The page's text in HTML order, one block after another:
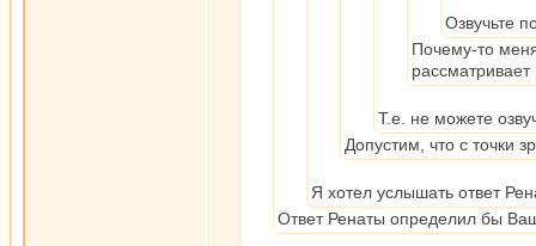
Озвучьте
Почему-то
рассматривает
Т.е. не можете
Допустим, что с точки
Я хотел услышать ответ
Ответ Ренаты определил бы